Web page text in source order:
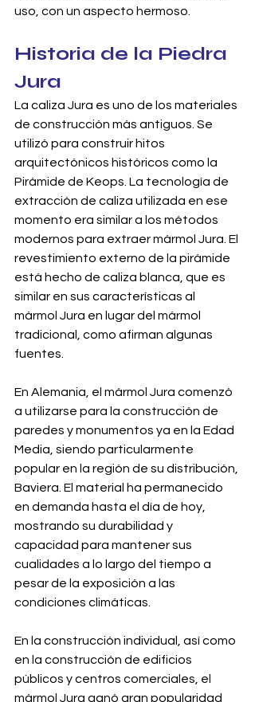
uso, con un aspecto hermoso.
Historia de la Piedra
Jura
La caliza Jura es uno de los materiales
de construcción más antiguos. Se
utilizó para construir hitos
arquitectónicos históricos como la
Pirámide de Keops. La tecnología de
extracción de caliza utilizada en ese
momento era similar a los métodos
modernos para extraer mármol Jura. El
revestimiento externo de la pirámide
está hecho de caliza blanca, que es
similar en sus características al
mármol Jura en lugar del mármol
tradicional, como afirman algunas
fuentes.
En Alemania, el mármol Jura comenzó
a utilizarse para la construcción de
paredes y monumentos ya en la Edad
Media, siendo particularmente
popular en la región de su distribución,
Baviera. El material ha permanecido
en demanda hasta el día de hoy,
mostrando su durabilidad y
capacidad para mantener sus
cualidades a lo largo del tiempo a
pesar de la exposición a las
condiciones climáticas.
En la construcción individual, así como
en la construcción de edificios
públicos y centros comerciales, el
mármol Jura ganó gran popularidad